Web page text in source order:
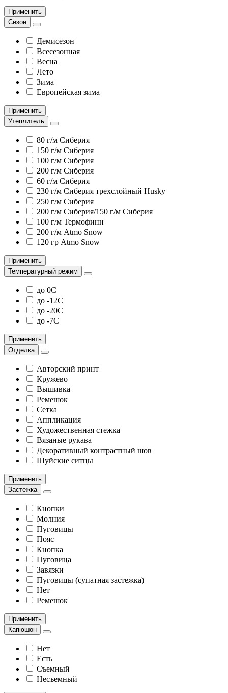
Применить
Сезон
Демисезон
Всесезонная
Весна
Лето
Зима
Европейская зима
Применить
Утеплитель
80 г/м Сиберия
150 г/м Сиберия
100 г/м Сиберия
200 г/м Сиберия
60 г/м Сиберия
230 г/м Сиберия трехслойный Husky
250 г/м Сиберия
200 г/м Сиберия/150 г/м Сиберия
100 г/м Термофинн
200 г/м Atmo Snow
120 гр Atmo Snow
Применить
Температурный режим
до 0С
до -12С
до -20С
до -7С
Применить
Отделка
Авторский принт
Кружево
Вышивка
Ремешок
Сетка
Аппликация
Художественная стежка
Вязаные рукава
Декоративный контрастный шов
Шуйские ситцы
Применить
Застежка
Кнопки
Молния
Пуговицы
Пояс
Кнопка
Пуговица
Завязки
Пуговицы (супатная застежка)
Нет
Ремешок
Применить
Капюшон
Нет
Есть
Съемный
Несъемный